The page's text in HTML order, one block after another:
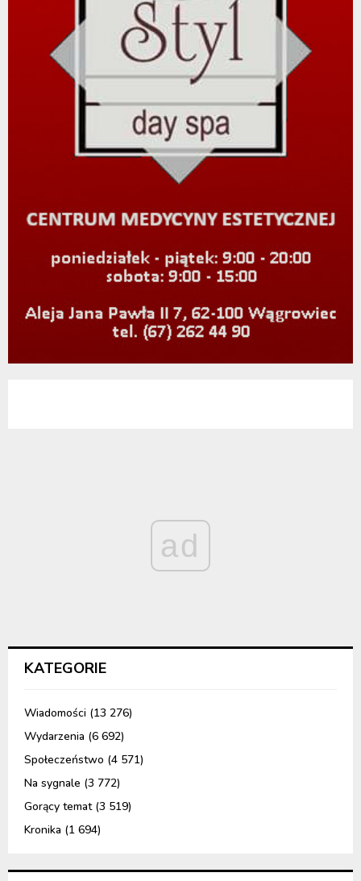
ad
KATEGORIE
Wiadomości (13 276)
Wydarzenia (6 692)
Społeczeństwo (4 571)
Na sygnale (3 772)
Gorący temat(3 519)
Kronika (1 694)